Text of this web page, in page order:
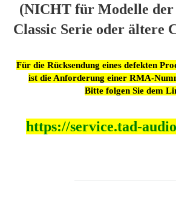
(NICHT für Modelle
Classic Serie oder ältere
Für die Rücksendung eines defekten
ist die Anforderung einer RMA-
Bitte folgen Sie dem
https://service.tad-